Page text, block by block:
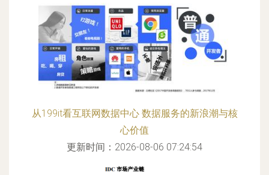
从199it看互联网数据中心 数据服务的新浪潮与核
心价值
更新时间：2026-08-06 07:24:54